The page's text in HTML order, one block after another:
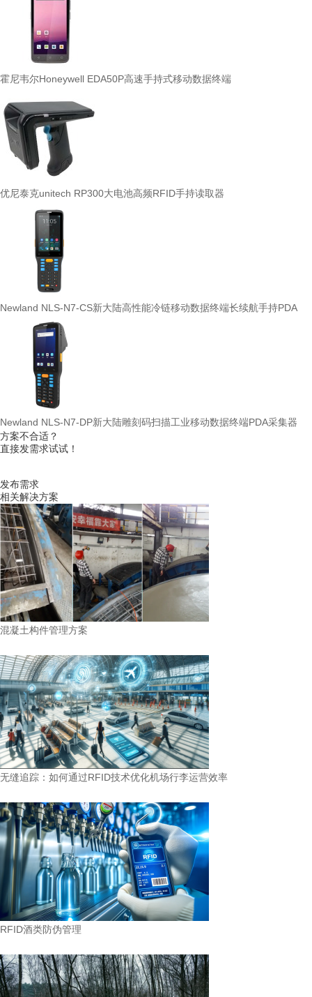
霍尼韦尔Honeywell EDA50P高速手持式移动数据终端
优尼泰克unitech RP300大电池高频RFID手持读取器
Newland NLS-N7-CS新大陆高性能冷链移动数据终端长续航手持PDA
Newland NLS-N7-DP新大陆雕刻码扫描工业移动数据终端PDA采集器
方案不合适？
直接发需求试试！
发布需求
相关解决方案
混凝土构件管理方案
无缝追踪：如何通过RFID技术优化机场行李运营效率
RFID酒类防伪管理